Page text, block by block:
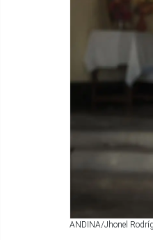
ANDINA/Jhonel